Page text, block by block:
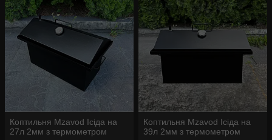
Коптильня Mzavod Ісіда на
27л 2мм з термометром
Коптильня Mzavod Ісіда на
39л 2мм з термометром